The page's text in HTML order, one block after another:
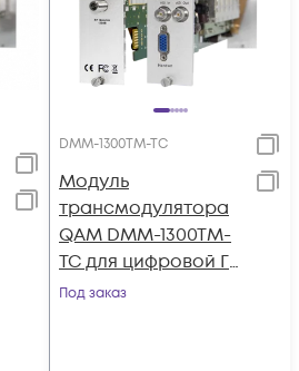
DMM-1300TM-TC
Модуль
трансмодулятора
QAM DMM-1300TM-
TC для цифровой ГС
PBI DMM-1000
Под заказ